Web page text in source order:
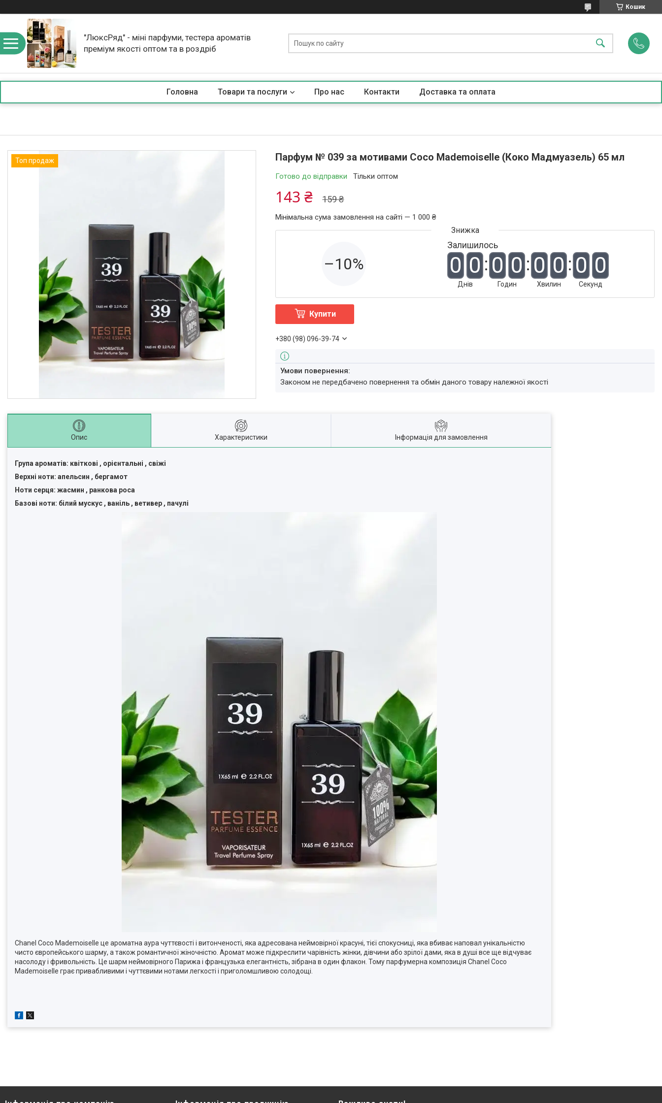
Кошик
"ЛюксРяд" - міні парфуми, тестера ароматів
преміум якості оптом та в роздріб
Головна Товари та послуги Про нас Контакти Доставка та оплата
Топ продаж Парфум № 039 за мотивами Coco Mademoiselle (Коко Мадмуазель) 65 мл
Готово до відправки Тільки оптом
159 ₴
143 ₴
Мінімальна сума замовлення на сайті — 1 000 ₴
–10%
Залишилось
0 0
Днів
0 0
Годин
0 0
Хвилин
0 0
Секунд
Купити
+380 (98) 096-39-74
Законом не передбачено повернення та обмін даного товару належної якості
Опис Характеристики Інформація для замовлення
Група ароматів: квіткові , орієнтальні , свіжі
Верхні ноти: апельсин , бергамот
Ноти серця: жасмин , ранкова роса
Базові ноти: білий мускус , ваніль , ветивер , пачулі
Chanel Coco Mademoiselle це ароматна аура чуттєвості і витонченості, яка адресована неймовірної красуні, тієї спокусниці, яка вбиває наповал унікальністю
чисто європейського шарму, а також романтичної жіночністю. Аромат може підкреслити чарівність жінки, дівчини або зрілої дами, яка в душі все ще відчуває
насолоду і фривольність. Це шарм неймовірного Парижа і французька елегантність, зібрана в один флакон. Тому парфумерна композиція Chanel Coco
Mademoiselle грає привабливими і чуттєвими нотами легкості і приголомшливою солодощі.